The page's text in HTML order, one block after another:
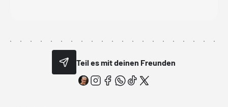
Teil es mit deinen Freunden